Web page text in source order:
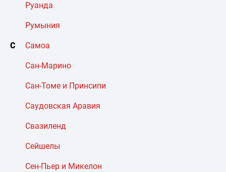
Руанда
Румыния
С Самоа
Сан-Марино
Сан-Томе и Принсипи
Саудовская Аравия
Свазиленд
Сейшелы
Сен-Пьер и Микелон